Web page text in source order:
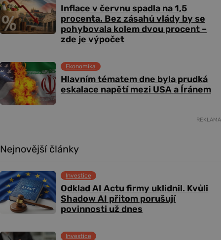
Inflace v červnu spadla na 1,5
procenta. Bez zásahů vlády by se
pohybovala kolem dvou procent –
zde je výpočet
Hlavním tématem dne byla prudká
eskalace napětí mezi USA a Íránem
Ekonomika
REKLAMA
Nejnovější články
Odklad AI Actu firmy uklidnil. Kvůli
Shadow AI přitom porušují
povinnosti už dnes
Investice
Investice